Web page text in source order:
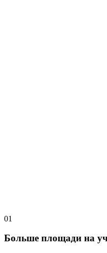
01
Больше площади на